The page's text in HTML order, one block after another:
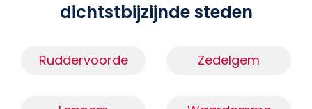
dichtstbijzijnde steden
Ruddervoorde Zedelgem